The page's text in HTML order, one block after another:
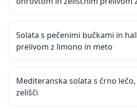
Solata s pečenimi bučkami in
prelivom z limono in meto
Mediteranska solata s črno
zelišči